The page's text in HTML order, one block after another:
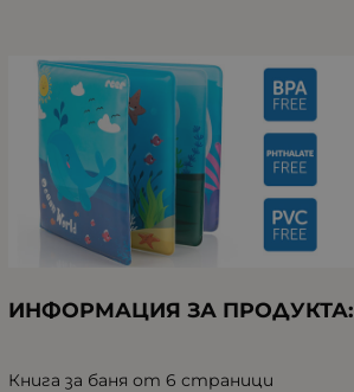
ИНФОРМАЦИЯ ЗА ПРОДУКТА:
Книга за баня от 6 страници